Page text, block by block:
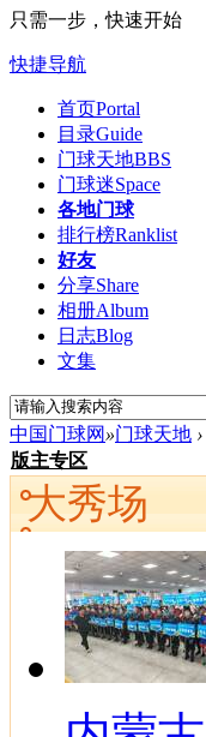
只需一步，快速开始
快捷导航
首页Portal
目录Guide
门球天地BBS
门球迷Space
各地门球
排行榜Ranklist
好友
分享Share
相册Album
日志Blog
文集
中国门球网 »门球天地 ›
版主专区
大秀场